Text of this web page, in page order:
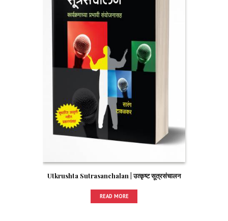
Utkrushta Sutrasanchalan | उत्कृष्ट सूत्रसंचालन
READ MORE